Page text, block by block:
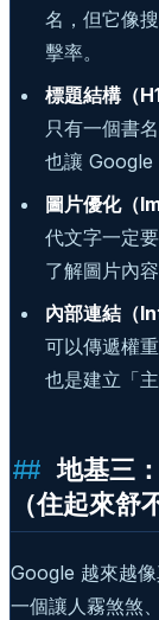
名，但它像
擊率。
標題結構（
只有一個書
也讓 Google
圖片優化（
代文字一定
了解圖片內容
內部連結（
可以傳遞權
也是建立「
地基三
（住起來舒
Google 越來越像
一個讓人霧煞煞